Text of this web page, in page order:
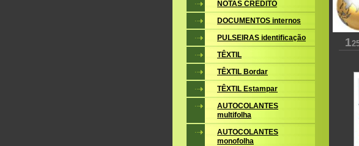
1
NOTAS CRÉDITO
DOCUMENTOS internos
PULSEIRAS identificação
TÊXTIL
TÊXTIL Bordar
TÊXTIL Estampar
AUTOCOLANTES
multifolha
AUTOCOLANTES
monofolha